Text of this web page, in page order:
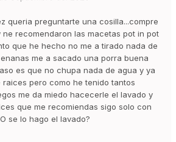
queria preguntarte una cosilla...compre
recomendaron las macetas pot in pot
que he hecho no me a tirado nada de
me a sacado una porra buena
es que no chupa nada de agua y ya
pero como he tenido tantos
me da miedo hacecerle el lavado y
que me recomiendas sigo solo con
se lo hago el lavado?